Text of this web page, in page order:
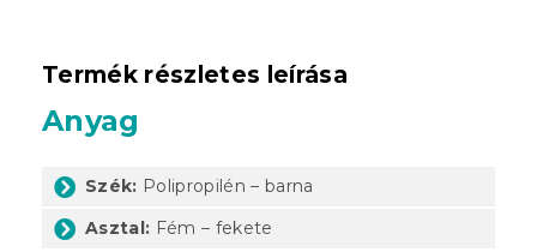
Termék részletes leírása
Anyag
Szék: Polipropilén – barna
Asztal: Fém – fekete